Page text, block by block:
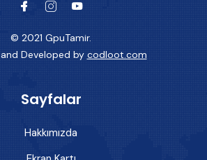
© 2021 GpuTamir.
Developed by codloot.com
Sayfalar
Hakkımızda